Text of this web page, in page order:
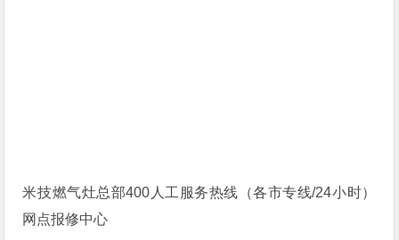
米技燃气灶总部400人工服务热线（各市专线/24小时）
网点报修中心